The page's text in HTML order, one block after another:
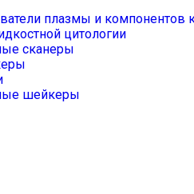
плазмы и компонентов
цитологии
сканеры
шейкеры